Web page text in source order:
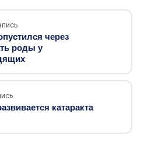
через
роды у
катаракта